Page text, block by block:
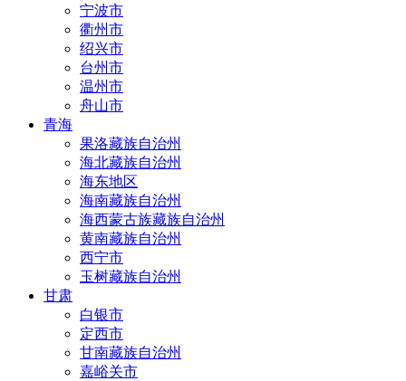
宁波市
衢州市
绍兴市
台州市
温州市
舟山市
青海
果洛藏族自治州
海北藏族自治州
海东地区
海南藏族自治州
海西蒙古族藏族自治州
黄南藏族自治州
西宁市
玉树藏族自治州
甘肃
白银市
定西市
甘南藏族自治州
嘉峪关市